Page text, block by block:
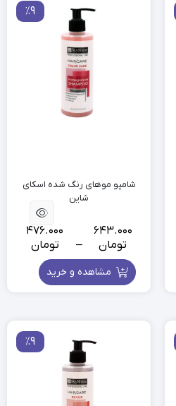
٪9
شامپو موهای رنگ شده اسکای
شاین
643.000
تومان
–
476.000
تومان
مشاهده و خرید
٪9